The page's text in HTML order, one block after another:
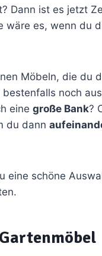
Dann ist es jetzt
wäre es, wenn du
Möbeln, die du
noch
eine große Bank?
du dann
eine schöne